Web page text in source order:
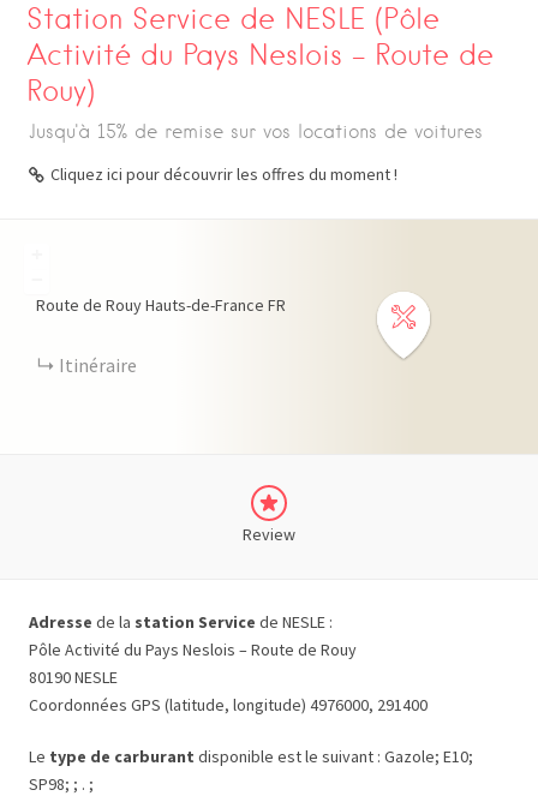
Station Service de NESLE (Pôle
Activité du Pays Neslois – Route de
Rouy)
Jusqu'à 15% de remise sur vos locations de voitures
Cliquez ici pour découvrir les offres du moment !
Route de RouyHauts-de-France FR
Itinéraire
Review
Adresse de la station Service de NESLE :
Pôle Activité du Pays Neslois – Route de Rouy
80190 NESLE
Coordonnées GPS (latitude, longitude) 4976000, 291400
Le type de carburant disponible est le suivant : Gazole; E10;
SP98; ; . ;